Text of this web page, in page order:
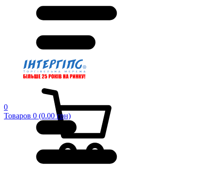
0
Товаров 0 (0.00 грн)